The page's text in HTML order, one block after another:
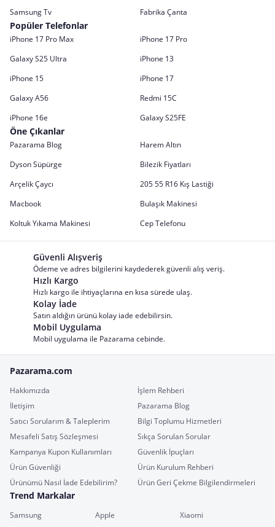
Samsung Tv
Fabrika Çanta
Popüler Telefonlar
iPhone 17 Pro Max
iPhone 17 Pro
Galaxy S25 Ultra
iPhone 13
iPhone 15
iPhone 17
Galaxy A56
Redmi 15C
iPhone 16e
Galaxy S25FE
Öne Çıkanlar
Pazarama Blog
Harem Altın
Dyson Süpürge
Bilezik Fiyatları
Arçelik Çaycı
205 55 R16 Kış Lastiği
Macbook
Bulaşık Makinesi
Koltuk Yıkama Makinesi
Cep Telefonu
Güvenli Alışveriş
Ödeme ve adres bilgilerini kaydederek güvenli alış veriş.
Hızlı Kargo
Hızlı kargo ile ihtiyaçlarına en kısa sürede ulaş.
Kolay İade
Satın aldığın ürünü kolay iade edebilirsin.
Mobil Uygulama
Mobil uygulama ile Pazarama cebinde.
Pazarama.com
Hakkımızda
İşlem Rehberi
İletişim
Pazarama Blog
Satıcı Sorularım & Taleplerim
Bilgi Toplumu Hizmetleri
Mesafeli Satış Sözleşmesi
Sıkça Sorulan Sorular
Kampanya Kupon Kullanımları
Güvenlik İpuçları
Ürün Güvenliği
Ürün Kurulum Rehberi
Ürünümü Nasıl İade Edebilirim?
Ürün Geri Çekme Bilgilendirmeleri
Trend Markalar
Samsung Apple
Xiaomi